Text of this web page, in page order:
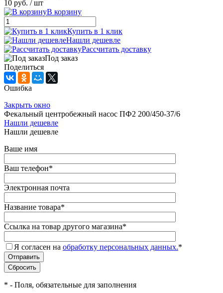
10 руб. / шт
В корзину
Купить в 1 клик
Нашли дешевле
Рассчитать доставку
Под заказ
Поделиться
Ошибка
Закрыть окно
Фекальный центробежный насос ПФ2 200/450-37/6
Нашли дешевле
Нашли дешевле
Ваше имя
Ваш телефон*
Электронная почта
Название товара*
Ссылка на товар другого магазина*
Я согласен на обработку персональных данных.*
* - Поля, обязательные для заполнения